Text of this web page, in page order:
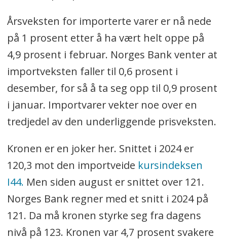
Årsveksten for importerte varer er nå nede
på 1 prosent etter å ha vært helt oppe på
4,9 prosent i februar. Norges Bank venter at
importveksten faller til 0,6 prosent i
desember, for så å ta seg opp til 0,9 prosent
i januar. Importvarer vekter noe over en
tredjedel av den underliggende prisveksten.
Kronen er en joker her. Snittet i 2024 er
120,3 mot den importveide kursindeksen
I44. Men siden august er snittet over 121.
Norges Bank regner med et snitt i 2024 på
121. Da må kronen styrke seg fra dagens
nivå på 123. Kronen var 4,7 prosent svakere